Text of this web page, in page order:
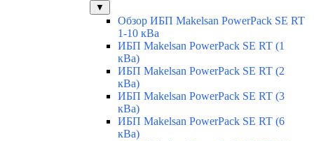
▼
Обзор ИБП Makelsan PowerPack SE RT
1-10 кВа
ИБП Makelsan PowerPack SE RT (1
кВа)
ИБП Makelsan PowerPack SE RT (2
кВа)
ИБП Makelsan PowerPack SE RT (3
кВа)
ИБП Makelsan PowerPack SE RT (6
кВа)